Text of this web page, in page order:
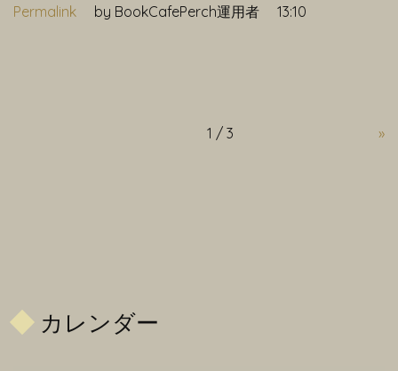
Permalink by BookCafePerch運用者 13:10
1 / 3 »
カレンダー